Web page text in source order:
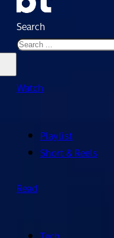
Search
Watch
Playlist
Short & Reels
Read